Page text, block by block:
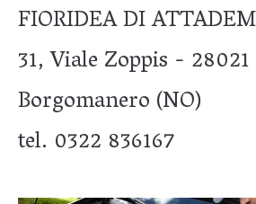
FIORIDEA DI
31, Viale Zoppis - 28021
Borgomanero (NO)
tel. 0322 836167